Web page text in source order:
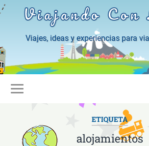
Viajando Con
Viajes, ideas y experiencias para
ETIQUETA
alojamientos